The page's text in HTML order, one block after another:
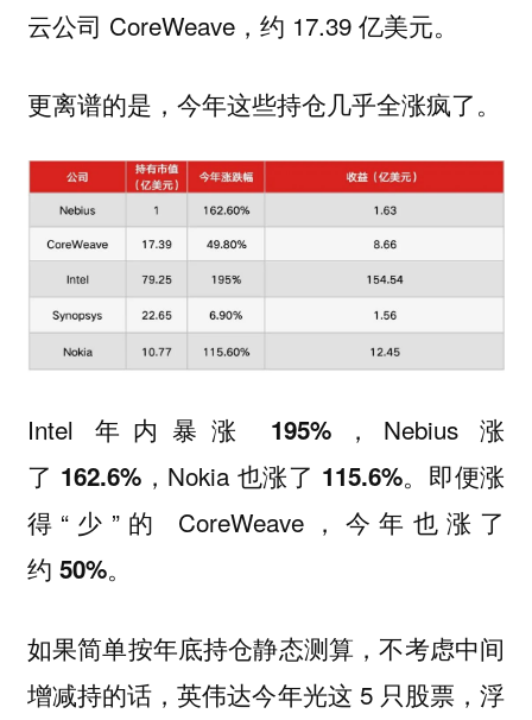
云公司 CoreWeave，约 17.39 亿美元。
更离谱的是，今年这些持仓几乎全涨疯了。
Intel 年内暴涨 195% ，Nebius 涨
了 162.6% ，Nokia 也涨了 115.6%。即便涨
得“少”的 CoreWeave，今年也涨了
约 50%。
如果简单按年底持仓静态测算，不考虑中间
增减持的话，英伟达今年光这 5 只股票，浮